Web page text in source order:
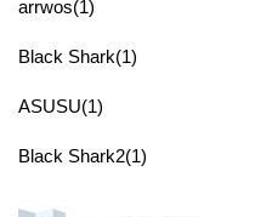
arrwos(1)
Black Shark(1)
ASUSU(1)
Black Shark2(1)